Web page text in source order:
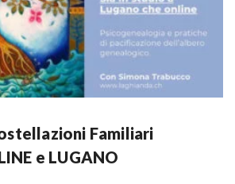
Familiari
e LUGANO